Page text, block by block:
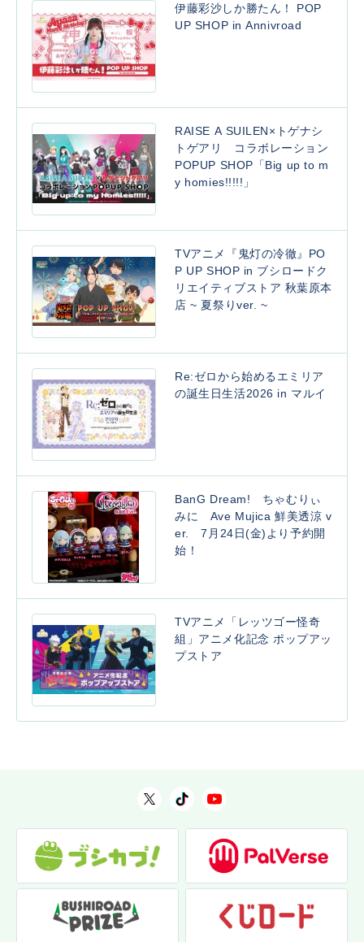
伊藤彩沙しか勝たん！ POP
UP SHOP in Annivroad
RAISE A SUILEN×トゲナシ
トゲアリ コラボレーション
POPUP SHOP「Big up to m
y homies!!!!!」
TVアニメ『鬼灯の冷徹』PO
P UP SHOP in ブシロードク
リエイティブストア 秋葉原本
店 ~ 夏祭りver. ~
Re:ゼロから始めるエミリア
の誕生日生活2026 in マルイ
BanG Dream! ちゃむりぃ
みに Ave Mujica 鮮美透涼 v
er. 7月24日(金)より予約開
始！
TVアニメ「レッツゴー怪奇
組」アニメ化記念 ポップアッ
プストア